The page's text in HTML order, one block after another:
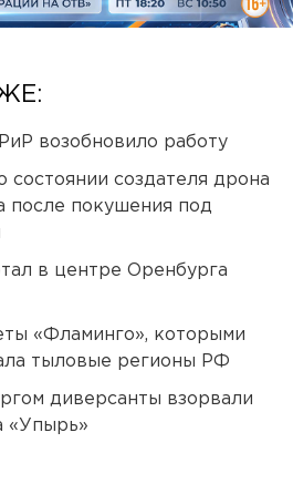
возобновило работу
состоянии создателя дрона
после покушения под
в центре Оренбурга
«Фламинго», которыми
тыловые регионы РФ
диверсанты взорвали
«Упырь»